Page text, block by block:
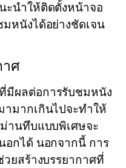
ะนำให้ติดตั้งหน้าจอ
หนังได้อย่างชัดเจน
าศ
มีผลต่อการรับชมหนัง
มากเกินไปจะทำให้
านทึบแบบพิเศษจะ
อกได้ นอกจากนี้ การ
ยสร้างบรรยากาศที่